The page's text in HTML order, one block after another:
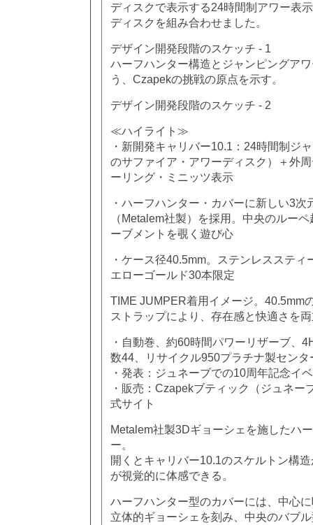
ディスクで表示する24時間制アワー表
ディスクを組み合わせました。
デザイン開発段階のスケッチ - 1
ハーフハンター構造とジャンピングア
う、Czapekの挑戦の原点を示す。
デザイン開発段階のスケッチ - 2
≪ハイライト≫
・新開発キャリバー10.1：24時間制ジ
のサファイア・アワーディスク）＋外
ーリング・ミニッツ表示
・ハーフハンター・カバーに新しい3次
（Metalem社製）を採用。中央のルー
ーブメントを覗く遊び心
・ケース径40.5mm。ステンレスステ
エローゴールド30本限定
TIME JUMPER着用イメージ。40.5mm
ストラップにより、存在感と快適さを
・自動巻、約60時間パワーリザーブ、
数44、リサイクル950プラチナ製センタ
・発表：ジュネーブでの10周年記念イ
・販売：Czapekブティック（ジュネー
式サイト
Metalem社製3Dギョーシェを施したハ
ー。
開くとキャリバー10.1のスケルトン構
が視覚的に体感できる。
ハーフハンター型のカバーには、中心
立体的ギョーシェを刻み、中央のバブ